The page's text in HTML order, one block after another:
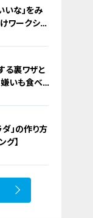
いな」をみ
ワークショ
る裏ワザと
嫌いも食べ
」の作り方
グ】